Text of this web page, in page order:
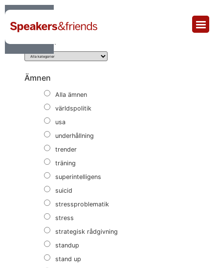
Kategori
Ämnen
Alla ämnen
världspolitik
usa
underhållning
trender
träning
superintelligens
suicid
stressproblematik
stress
strategisk rådgivning
standup
stand up